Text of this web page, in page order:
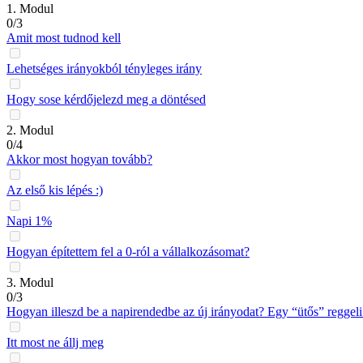
1. Modul
0/3
Amit most tudnod kell
Lehetséges irányokból tényleges irány
Hogy sose kérdőjelezd meg a döntésed
2. Modul
0/4
Akkor most hogyan tovább?
Az első kis lépés :)
Napi 1%
Hogyan építettem fel a 0-ról a vállalkozásomat?
3. Modul
0/3
Hogyan illeszd be a napirendedbe az új irányodat? Egy “ütős”
Itt most ne állj meg